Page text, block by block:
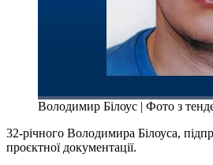
Володимир Білоус | Фото з
32-річного Володимира Білоуса,
проєктної документації.